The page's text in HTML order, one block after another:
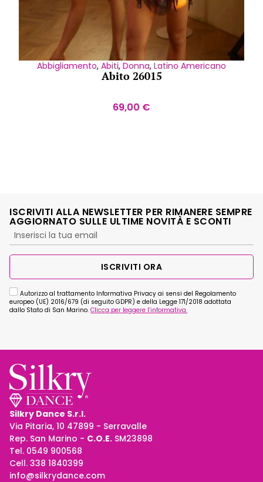
Abbigliamento, Abiti, Donna, Latino Americano
Abito 26015
69,00 €
ISCRIVITI ALLA NEWSLETTER PER RIMANERE SEMPRE
AGGIORNATO SULLE ULTIME NOVITÀ E SCONTI
Autorizzo al trattamento Informativa Privacy ai sensi del Regolamento
europeo (UE) 2016/679 (di seguito GDPR) e della Legge 171/2018 adottata
dallo Stato di San Marino. Clicca per leggere l’informativa.
ISCRIVITI ORA
Silkry Dance S.r.l.
Via Pitaria, 10 47899 - Serravalle
Rep. San Marino - C.O.E. SM23898
Tel. 0549 900568
Cell. 338 1840399
info@silkrydance.com